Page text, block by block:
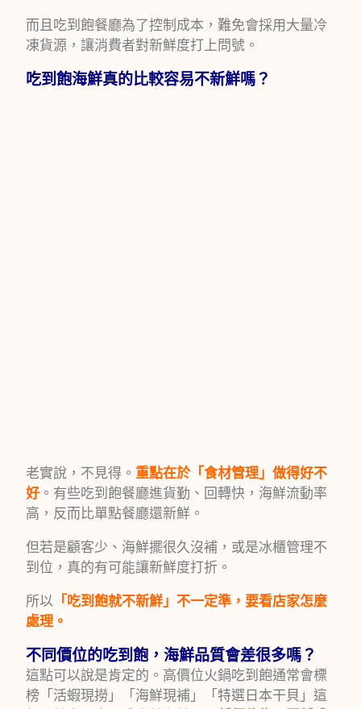
而且吃到飽餐廳為了控制成本，難免會採用大量冷
凍貨源，讓消費者對新鮮度打上問號。
吃到飽海鮮真的比較容易不新鮮嗎？
老實說，不見得。 重點在於「食材管理」做得好不
好 。有些吃到飽餐廳進貨勤、回轉快，海鮮流動率
高，反而比單點餐廳還新鮮。
但若是顧客少、海鮮擺很久沒補，或是冰櫃管理不
到位，真的有可能讓新鮮度打折。
所以 「吃到飽就不新鮮」不一定準，要看店家怎麼
處理。
不同價位的吃到飽，海鮮品質會差很多嗎？
這點可以說是肯定的。高價位火鍋吃到飽通常會標
榜「活蝦現撈」「海鮮現補」「特選日本干貝」這